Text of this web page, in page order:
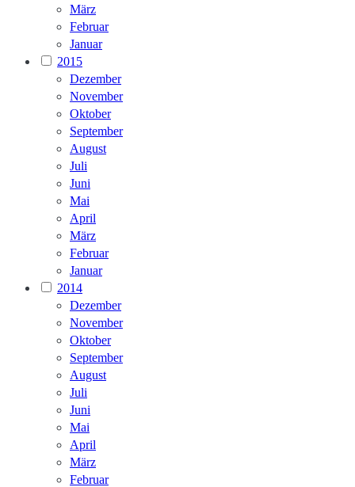
März
Februar
Januar
2015
Dezember
November
Oktober
September
August
Juli
Juni
Mai
April
März
Februar
Januar
2014
Dezember
November
Oktober
September
August
Juli
Juni
Mai
April
März
Februar